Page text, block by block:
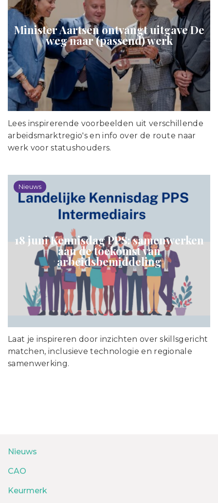
Minister Aartsen ontvangt uitgave De
weg naar (passend) werk
Lees inspirerende voorbeelden uit verschillende
arbeidsmarktregio's en info over de route naar
werk voor statushouders.
Nieuws
18 juni Kennisdag PPS: samenwerken
aan de toekomst van
arbeidsbemiddeling
Laat je inspireren door inzichten over skillsgericht
matchen, inclusieve technologie en regionale
samenwerking.
Nieuws
CAO
Keurmerk